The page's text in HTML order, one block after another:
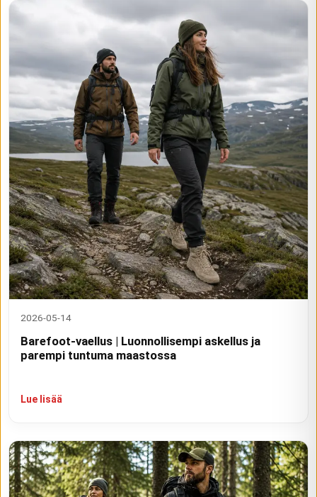
2026-05-14
Barefoot-vaellus | Luonnollisempi askellus ja
parempi tuntuma maastossa
Lue lisää